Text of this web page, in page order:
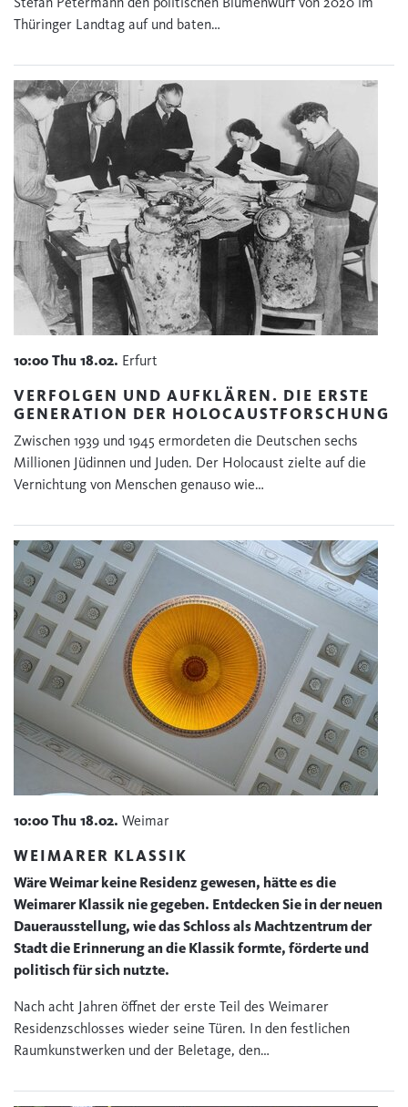
Thüringer Landtag auf und baten…
10:00 Thu 18.02. Erfurt
VERFOLGEN UND AUFKLÄREN. DIE ERSTE
GENERATION DER HOLOCAUSTFORSCHUNG
Zwischen 1939 und 1945 ermordeten die Deutschen sechs
Millionen Jüdinnen und Juden. Der Holocaust zielte auf die
Vernichtung von Menschen genauso wie…
10:00 Thu 18.02. Weimar
WEIMARER KLASSIK
Wäre Weimar keine Residenz gewesen, hätte es die
Weimarer Klassik nie gegeben. Entdecken Sie in der neuen
Dauerausstellung, wie das Schloss als Machtzentrum der
Stadt die Erinnerung an die Klassik formte, förderte und
politisch für sich nutzte.
Nach acht Jahren öffnet der erste Teil des Weimarer
Residenzschlosses wieder seine Türen. In den festlichen
Raumkunstwerken und der Beletage, den…